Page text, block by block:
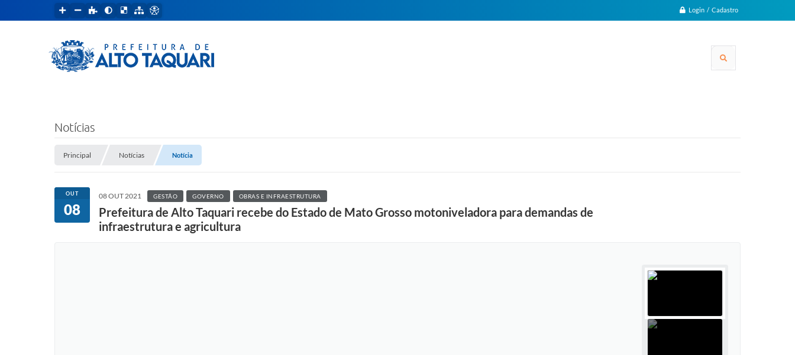
Login / Cadastro
Notícias
Principal Notícias Notícia
OUT
08
08 OUT 2021 GESTÃO GOVERNO OBRAS E INFRAESTRUTURA
Prefeitura de Alto Taquari recebe do Estado de Mato Grosso motoniveladora para demandas de
infraestrutura e agricultura